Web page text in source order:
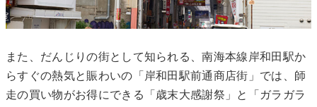
また、だんじりの街として知られる、南海本線岸和田駅か
らすぐの熱気と賑わいの「岸和田駅前通商店街」では、師
走の買い物がお得にできる「歳末大感謝祭」と「ガラガラ